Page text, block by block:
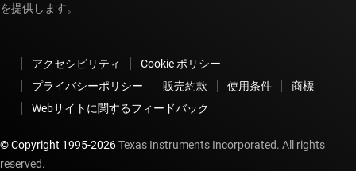
を提供します。
アクセシビリティ
Cookie ポリシー
プライバシーポリシー
販売約款 使用条件
商標
Webサイトに関するフィードバック
© Copyright 1995-2026Texas Instruments Incorporated. All rights
reserved.